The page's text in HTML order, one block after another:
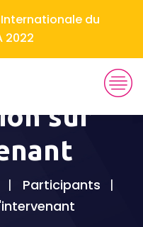
du
2022
sur
Participants